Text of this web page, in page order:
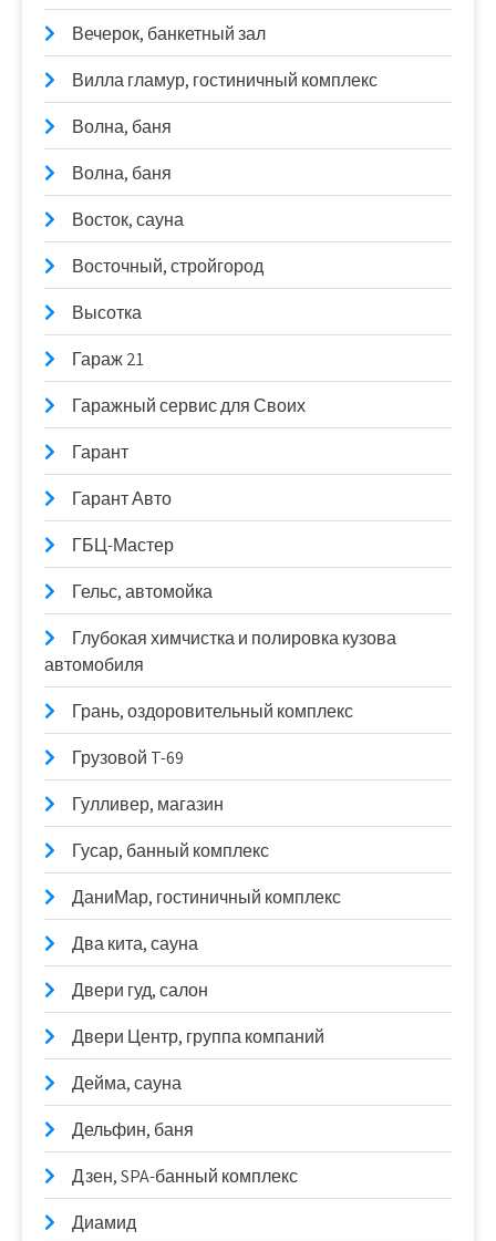
Вечерок, банкетный зал
Вилла гламур, гостиничный комплекс
Волна, баня
Волна, баня
Восток, сауна
Восточный, стройгород
Высотка
Гараж 21
Гаражный сервис для Своих
Гарант
Гарант Авто
ГБЦ-Мастер
Гельс, автомойка
Глубокая химчистка и полировка кузова
автомобиля
Грань, оздоровительный комплекс
Грузовой T-69
Гулливер, магазин
Гусар, банный комплекс
ДаниМар, гостиничный комплекс
Два кита, сауна
Двери гуд, салон
Двери Центр, группа компаний
Дейма, сауна
Дельфин, баня
Дзен, SPA-банный комплекс
Диамид